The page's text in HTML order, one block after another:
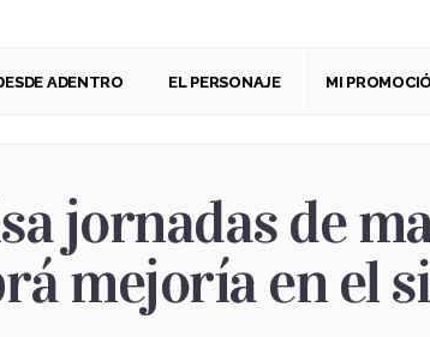
ADENTRO EL PERSONAJE MI
jornadas de
mejoría en el